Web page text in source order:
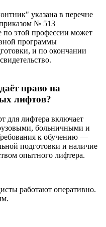
указана в перечне
№ 513
этой профессии может
программы
и по окончании
право на
лифтов?
для лифтера включает
больничными и
к обучению —
подготовки и наличие
опытного лифтера.
работают оперативно.